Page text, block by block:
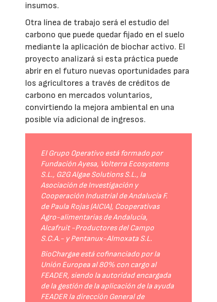
insumos.
Otra línea de trabajo será el estudio del
carbono que puede quedar fijado en el suelo
mediante la aplicación de biochar activo. El
proyecto analizará si esta práctica puede
abrir en el futuro nuevas oportunidades para
los agricultores a través de créditos de
carbono en mercados voluntarios,
convirtiendo la mejora ambiental en una
posible vía adicional de ingresos.
El Grupo Operativo está formado por
Fundación Ayesa, Volterra Ecosystems
S.L., G2G Algae Solutions S.L., la
Asociación de Investigación y
Cooperación Industrial de Andalucía F.
de Paula Rojas (AICIA), Cooperativas
Agro-alimentarias de Andalucía,
Alcafruit -Productores del Campo
S.C.A.- y Pentanux-Almoxata S.L.
BioChargae está cofinanciado por la
Unión Europea al 80% con cargo al
FEADER, siendo la autoridad encargada
de la gestión de la aplicación de la ayuda
FEADER la dirección General de